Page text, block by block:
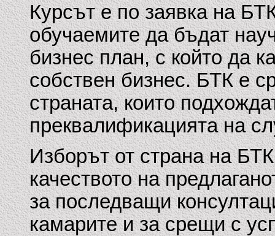
Курсът е по заявка на
обучаемите да бъдат
бизнес план, с който да
собствен бизнес. БТК е
страната, които
преквалификацията на
Изборът от страна на
качеството на
за последващи
камарите и за срещи с